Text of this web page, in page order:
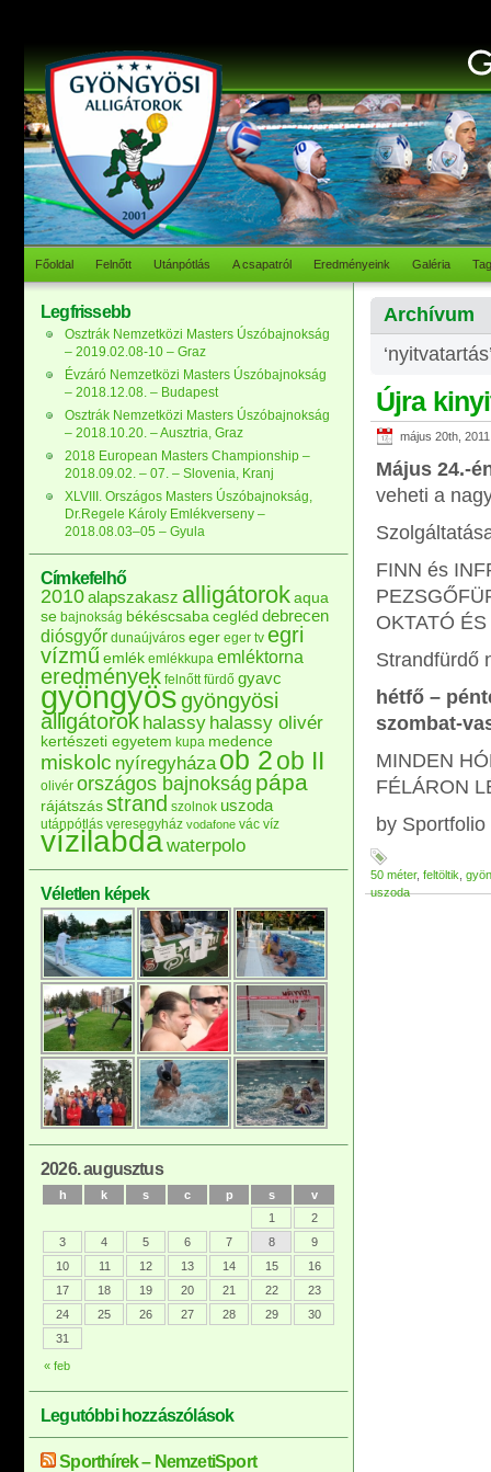
Főoldal Felnőtt Utánpótlás A csapatról Eredményeink Galéria
Archívum
Újra
május 20th, 2011
Május 24.-
veheti a
FINN és
OKTATÓ
Strandfürdő
hétfő –
szombat-
MINDEN
FÉLÁRON
by Sportfolio
50 méter, feltöltik
uszoda
Legfrissebb
Osztrák Nemzetközi Masters Úszóbajnokság
– 2019.02.08-10 – Graz
Évzáró Nemzetközi Masters Úszóbajnokság
– 2018.12.08. – Budapest
Osztrák Nemzetközi Masters Úszóbajnokság
– 2018.10.20. – Ausztria, Graz
2018 European Masters Championship –
2018.09.02. – 07. – Slovenia, Kranj
XLVIII. Országos Masters Úszóbajnokság,
Dr.Regele Károly Emlékverseny –
2018.08.03–05 – Gyula
Címkefelhő
2010alapszakasz alligátorokaqua
se bajnokság békéscsaba cegléd debrecen
diósgyőr dunaújváros eger eger tv egri
vízműemlék emlékkupa emléktorna
eredmények felnőtt fürdő gyavc
gyöngyösgyöngyösi
alligátorok halassy halassy olivér
kertészeti egyetem kupa medence
miskolc nyíregyháza ob 2ob II
olivér országos bajnokság pápa
rájátszás strand szolnok uszoda
utánpótlás veresegyház vodafone vác víz
vízilabdawaterpolo
Véletlen képek
2026. augusztus
h k s c p s v
« feb
1
2
3
4 5 6 7 8
9
10
11 12 13 14 15
16
17
18 19 20 21 22
23
24
25 26 27 28 29
30
31
Legutóbbi hozzászólások
Sporthírek – NemzetiSport